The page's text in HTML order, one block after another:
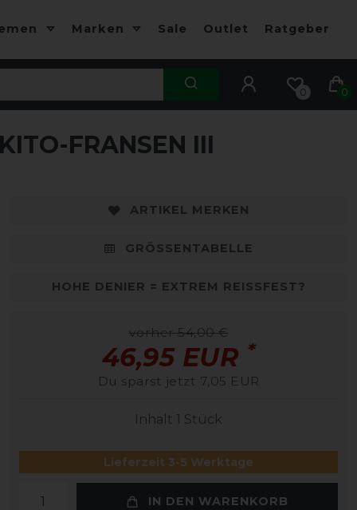
Marken Sale Outlet Ratgeber
0 0
FRANSEN III
ARTIKEL MERKEN
GRÖSSENTABELLE
HOHE DENIER = EXTREM REISSFEST?
vorher 54,00 €
46,95 EUR *
Du sparst jetzt 7,05 EUR
Inhalt 1 Stück
Lieferzeit 3-5 Werktage
IN DEN WARENKORB